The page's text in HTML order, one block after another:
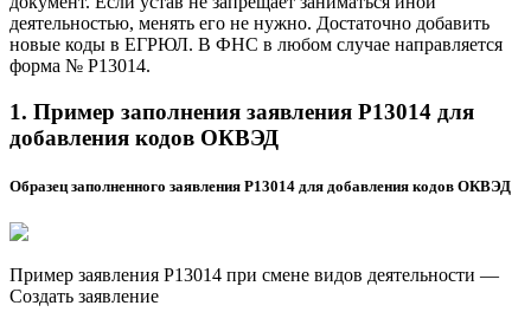
деятельностью, менять его не нужно. Достаточно добавить
новые коды в ЕГРЮЛ. В ФНС в любом случае направляется
форма № Р13014.
1. Пример заполнения заявления Р13014 для
добавления кодов ОКВЭД
Образец заполненного заявления Р13014 для добавления кодов ОКВЭД
Пример заявления Р13014 при смене видов деятельности —
Создать заявление